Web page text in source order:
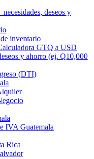
deseos y
inventario
GTQ a USD
y ahorro (ej. Q10,000
(DTI)
IVA Guatemala
Rica